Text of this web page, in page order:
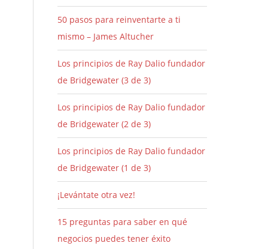
50 pasos para reinventarte a ti
mismo – James Altucher
Los principios de Ray Dalio fundador
de Bridgewater (3 de 3)
Los principios de Ray Dalio fundador
de Bridgewater (2 de 3)
Los principios de Ray Dalio fundador
de Bridgewater (1 de 3)
¡Levántate otra vez!
15 preguntas para saber en qué
negocios puedes tener éxito